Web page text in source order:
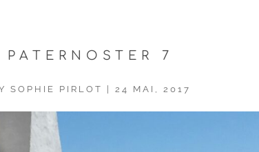
PATERNOSTER 7
SOPHIE PIRLOT | 24 MAI, 2017